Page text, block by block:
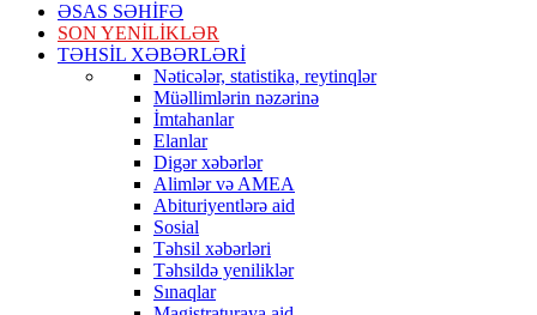
ƏSAS SƏHİFƏ
SON YENİLİKLƏR
TƏHSİL XƏBƏRLƏRİ
Nəticələr, statistika, reytinqlər
Müəllimlərin nəzərinə
İmtahanlar
Elanlar
Digər xəbərlər
Alimlər və AMEA
Abituriyentlərə aid
Sosial
Təhsil xəbərləri
Təhsildə yeniliklər
Sınaqlar